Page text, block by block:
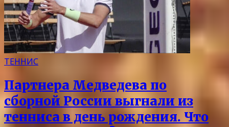
ТЕННИС
Партнера Медведева по
сборной России выгнали из
тенниса в день рождения. Что